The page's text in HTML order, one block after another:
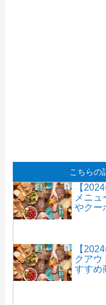
こちらの
【
メニ
やクー
【
クアウ
すすめ